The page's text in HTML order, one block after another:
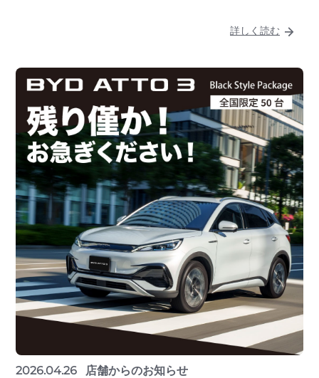
詳しく読む
2026.04.26 店舗からのお知らせ